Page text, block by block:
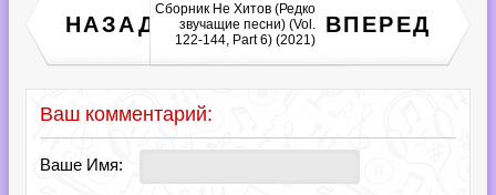
НАЗАД EDM Freestyler (2025) ВПЕРЕД
Сборник Не Хитов (Редко
звучащие песни) (Vol.
122-144, Part 6) (2021)
Ваш комментарий:
Ваше Имя: